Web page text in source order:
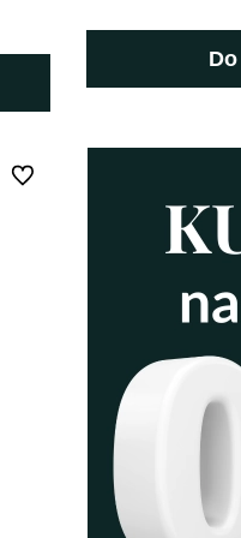
Do ulubionych